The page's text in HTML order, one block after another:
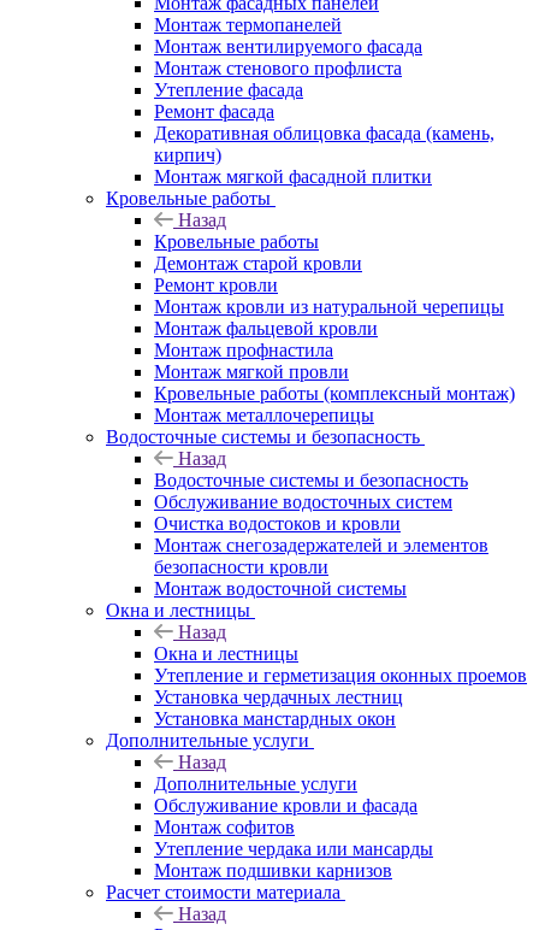
Монтаж термопанелей
Монтаж вентилируемого фасада
Монтаж стенового профлиста
Утепление фасада
Ремонт фасада
Декоративная облицовка фасада (камень,
кирпич)
Монтаж мягкой фасадной плитки
Кровельные работы
Назад
Кровельные работы
Демонтаж старой кровли
Ремонт кровли
Монтаж кровли из натуральной черепицы
Монтаж фальцевой кровли
Монтаж профнастила
Монтаж мягкой провли
Кровельные работы (комплексный монтаж)
Монтаж металлочерепицы
Водосточные системы и безопасность
Назад
Водосточные системы и безопасность
Обслуживание водосточных систем
Очистка водостоков и кровли
Монтаж снегозадержателей и элементов
безопасности кровли
Монтаж водосточной системы
Окна и лестницы
Назад
Окна и лестницы
Утепление и герметизация оконных проемов
Установка чердачных лестниц
Установка манстардных окон
Дополнительные услуги
Назад
Дополнительные услуги
Обслуживание кровли и фасада
Монтаж софитов
Утепление чердака или мансарды
Монтаж подшивки карнизов
Расчет стоимости материала
Назад